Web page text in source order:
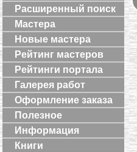
Расширенный поиск
Мастера
Новые мастера
Рейтинг мастеров
Рейтинги портала
Галерея работ
Оформление заказа
Полезное
Информация
Книги